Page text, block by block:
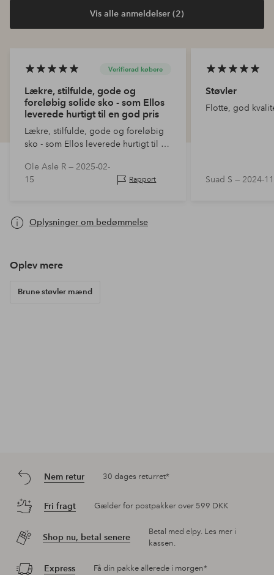
Vis alle anmeldelser (2)
Verifierad købere
Lækre, stilfulde, gode og
foreløbig solide sko - som Ellos
leverede hurtigt til en god pris
Lækre, stilfulde, gode og foreløbig
sko - som Ellos leverede hurtigt til en
Ole Asle R — 2025-02-
15
Rapport
Støvler
Flotte, god
Suad S — 2024-
Oplysninger om bedømmelse
Oplev mere
Brune støvler mænd
Nem retur 30 dages returret*
Fri fragt Gælder for postpakker over 599 DKK
Shop nu, betal senere
Betal med elpy. Les mer i
kassen.
Express Få din pakke allerede i morgen*